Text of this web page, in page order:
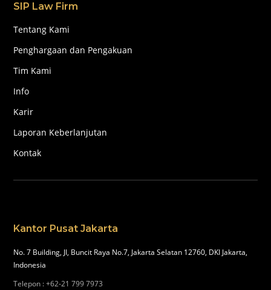
SIP Law Firm
Tentang Kami
Penghargaan dan Pengakuan
Tim Kami
Info
Karir
Laporan Keberlanjutan
Kontak
Kantor Pusat Jakarta
No. 7 Building, Jl, Buncit Raya No.7, Jakarta Selatan 12760, DKI Jakarta,
Indonesia
Telepon :+62-21 799 7973